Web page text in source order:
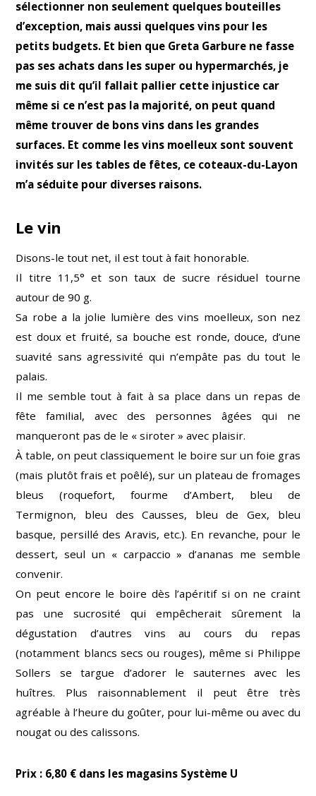
sélectionner non seulement quelques bouteilles
d’exception, mais aussi quelques vins pour les
petits budgets. Et bien que Greta Garbure ne fasse
pas ses achats dans les super ou hypermarchés, je
me suis dit qu’il fallait pallier cette injustice car
même si ce n’est pas la majorité, on peut quand
même trouver de bons vins dans les grandes
surfaces. Et comme les vins moelleux sont souvent
invités sur les tables de fêtes, ce coteaux-du-Layon
m’a séduite pour diverses raisons.
Le vin
Disons-le tout net, il est tout à fait honorable.
Il titre 11,5° et son taux de sucre résiduel tourne
autour de 90 g.
Sa robe a la jolie lumière des vins moelleux, son nez
est doux et fruité, sa bouche est ronde, douce, d’une
suavité sans agressivité qui n’empâte pas du tout le
palais.
Il me semble tout à fait à sa place dans un repas de
fête familial, avec des personnes âgées qui ne
manqueront pas de le « siroter » avec plaisir.
À table, on peut classiquement le boire sur un foie gras
(mais plutôt frais et poêlé), sur un plateau de fromages
bleus (roquefort, fourme d’Ambert, bleu de
Termignon, bleu des Causses, bleu de Gex, bleu
basque, persillé des Aravis, etc.). En revanche, pour le
dessert, seul un « carpaccio » d’ananas me semble
convenir.
On peut encore le boire dès l’apéritif si on ne craint
pas une sucrosité qui empêcherait sûrement la
dégustation d’autres vins au cours du repas
(notamment blancs secs ou rouges), même si Philippe
Sollers se targue d’adorer le sauternes avec les
huîtres. Plus raisonnablement il peut être très
agréable à l’heure du goûter, pour lui-même ouavec du
nougat ou des calissons.
Prix : 6,80 € dans les magasins Système U